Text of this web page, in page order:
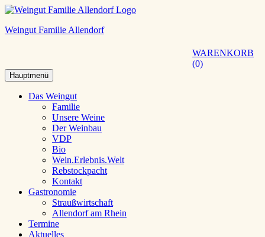
Weingut Familie Allendorf
WARENKORB
0
Hauptmenü
Das Weingut
Familie
Unsere Weine
Der Weinbau
VDP
Bio
Wein.Erlebnis.Welt
Rebstockpacht
Kontakt
Gastronomie
Straußwirtschaft
Allendorf am Rhein
Termine
Aktuelles